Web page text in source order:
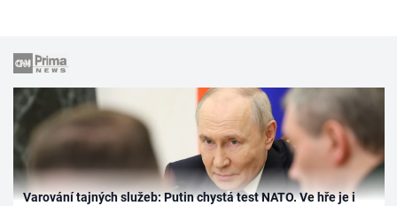
Varování tajných služeb: Putin chystá test NATO. Ve hře je i